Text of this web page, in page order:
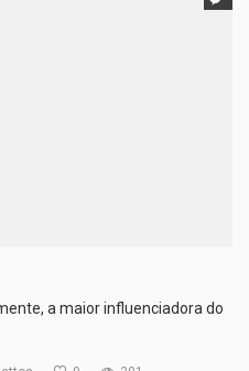
a maior influenciadora do